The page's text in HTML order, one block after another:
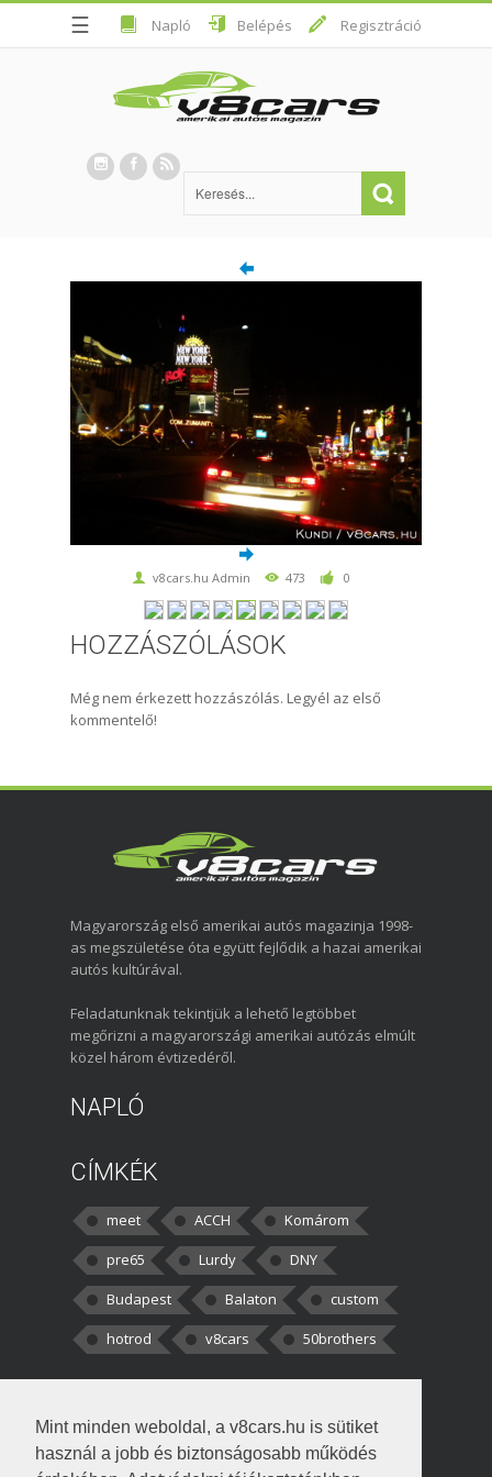
Mint minden weboldal, a v8cars.hu is sütiket
használ a jobb és biztonságosabb működés
☰ Napló Belépés Regisztráció
v8cars.hu Admin 473 0
HOZZÁSZÓLÁSOK
Még nem érkezett hozzászólás. Legyél az első
kommentelő!
Magyarország első amerikai autós magazinja 1998-
as megszületése óta együtt fejlődik a hazai amerikai
autós kultúrával.
Feladatunknak tekintjük a lehető legtöbbet
megőrizni a magyarországi amerikai autózás elmúlt
közel három évtizedéről.
NAPLÓ
CÍMKÉK
meet ACCH
Komárom
pre65
Lurdy
DNY
Budapest
Balaton
custom
hotrod
v8cars 50brothers
kortisz:Elszúrtam! Én csak két
darabbaal számoltam. Nem tudtam, hogy fél autót,